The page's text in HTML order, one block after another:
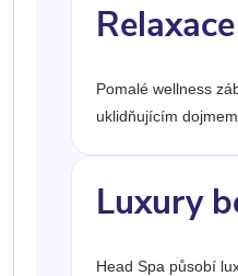
Relaxace
Pomalé wellness
uklidňujícím dojmem.
Luxury
Head Spa působí